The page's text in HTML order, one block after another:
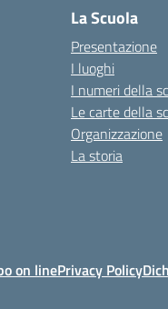
La Scuola
Presentazione
I luoghi
I numeri della
Le carte della
Organizzazione
La storia
on linePrivacy Policy